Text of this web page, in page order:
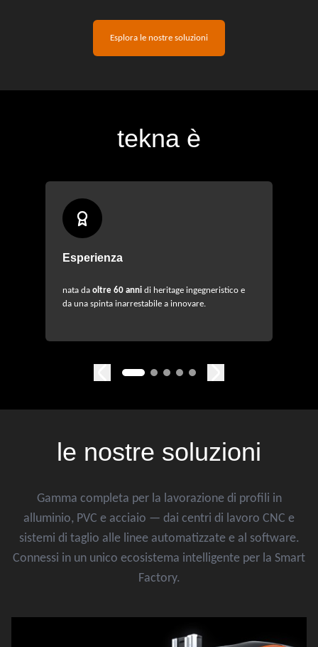
Esplora le nostre soluzioni
tekna è
Esperienza
nata da oltre 60 anni di heritage ingegneristico e
da una spinta inarrestabile a innovare.
le nostre soluzioni
Gamma completa per la lavorazione di profili in
alluminio, PVC e acciaio — dai centri di lavoro CNC e
sistemi di taglio alle linee automatizzate e al software.
Connessi in un unico ecosistema intelligente per la Smart
Factory.